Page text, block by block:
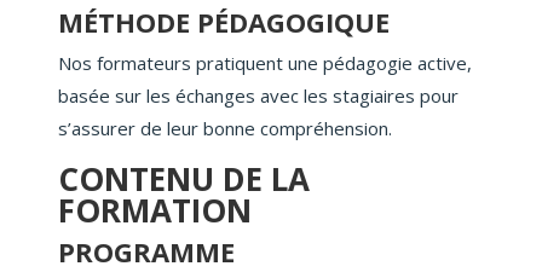
MÉTHODE PÉDAGOGIQUE
Nos formateurs pratiquent une pédagogie active,
basée sur les échanges avec les stagiaires pour
s’assurer de leur bonne compréhension.
CONTENU DE LA
FORMATION
PROGRAMME